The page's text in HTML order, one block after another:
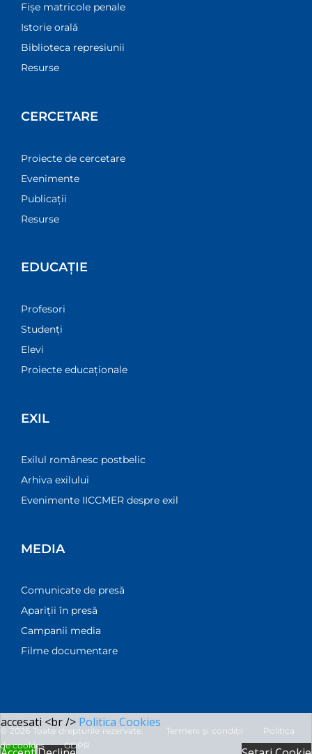
Fișe matricole penale
Istorie orală
Biblioteca represiunii
Resurse
CERCETARE
Proiecte de cercetare
Evenimente
Publicații
Resurse
EDUCAȚIE
Profesori
Studenți
Elevi
Proiecte educaționale
EXIL
Exilul românesc postbelic
Arhiva exilului
Evenimente IICCMER despre exil
MEDIA
Comunicate de presă
Apariții în presă
Campanii media
Filme documentare
© 2026 Toate drepturile rezervate. Termeni și condiții
Politica
de cookies
GDPR
accesati <br /> Politica Cookies